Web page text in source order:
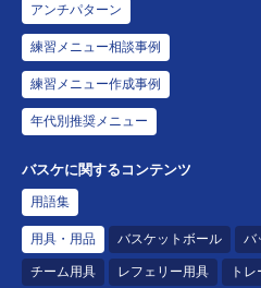
アンチパターン
練習メニュー相談事例
練習メニュー作成事例
年代別推奨メニュー
バスケに関するコンテンツ
用語集
用具・用品 バスケットボール バ
チーム用具 レフェリー用具 ト